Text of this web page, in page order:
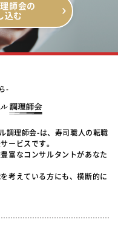
師会の
込む
-
調理師会-は、寿司職人の転職
ービスです。
富なコンサルタントがあなた
考えている方にも、横断的に